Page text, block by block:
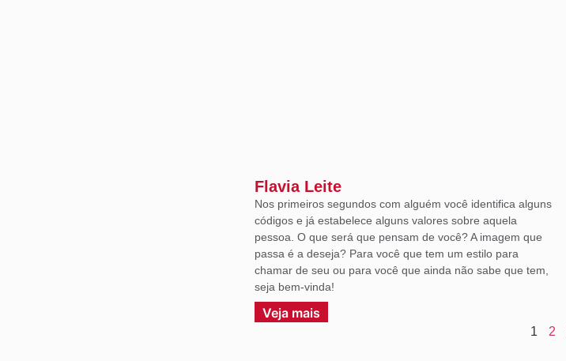
Flavia Leite
Nos primeiros segundos com alguém você identifica alguns
códigos e já estabelece alguns valores sobre aquela
pessoa. O que será que pensam de você? A imagem que
passa é a deseja? Para você que tem um estilo para
chamar de seu ou para você que ainda não sabe que tem,
seja bem-vinda!
Veja mais
1 2